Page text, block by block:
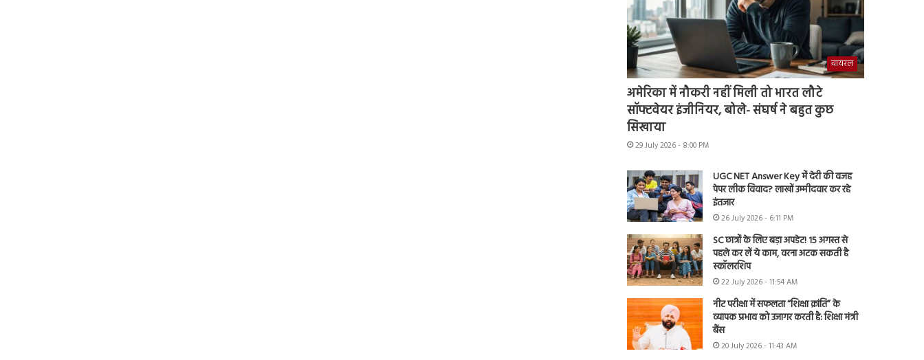
वायरल
अमेरिका में नौकरी नहीं मिली तो भारत लौटे
सॉफ्टवेयर इंजीनियर, बोले- संघर्ष ने बहुत कुछ
सिखाया
29 July 2026 - 8:00 PM
UGC NET Answer Key में देरी की वजह
पेपर लीक विवाद? लाखों उम्मीदवार कर रहे
इंतजार
26 July 2026 - 6:11 PM
SC छात्रों के लिए बड़ा अपडेट! 15 अगस्त से
पहले कर लें ये काम, वरना अटक सकती है
स्कॉलरशिप
22 July 2026 - 11:54 AM
नीट परीक्षा में सफलता “शिक्षा क्रांति” के
व्यापक प्रभाव को उजागर करती है: शिक्षा मंत्री
बैंस
20 July 2026 - 11:43 AM